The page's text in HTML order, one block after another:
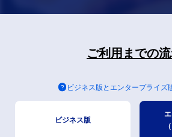
ご利用までの
ビジネス版とエンタープライズ
ビジネス版